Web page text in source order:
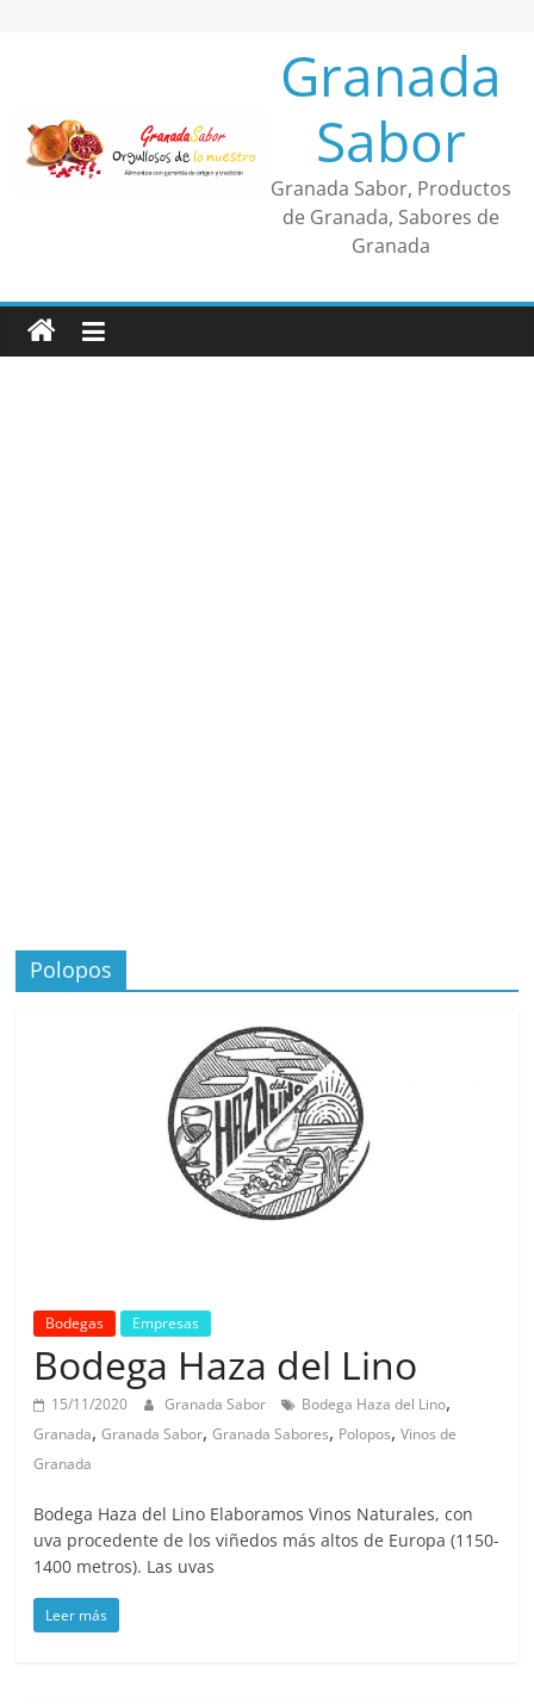
Granada
Sabor
Granada Sabor, Productos
de Granada, Sabores de
Granada
Polopos
Bodegas Empresas
Bodega Haza del Lino
15/11/2020 Granada Sabor Bodega Haza del Lino,
Granada,Granada Sabor,Granada Sabores, Polopos,Vinos de
Granada
Bodega Haza del Lino Elaboramos Vinos Naturales, con
uva procedente de los viñedos más altos de Europa (1150-
1400 metros). Las uvas
Leer más